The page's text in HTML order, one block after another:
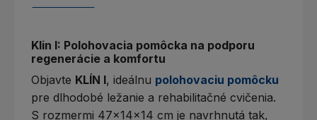
Klin I: Polohovacia pomôcka na podporu
regenerácie a komfortu
Objavte KLÍN I, ideálnu polohovaciu pomôcku
pre dlhodobé ležanie a rehabilitačné cvičenia.
S rozmermi 47x14x14 cm je navrhnutá tak,